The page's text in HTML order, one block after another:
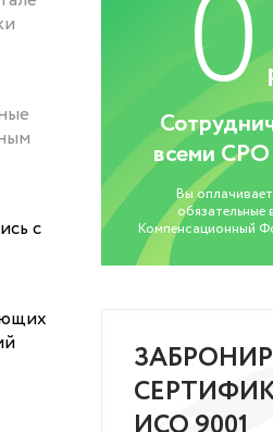
с
0
всеми
Вы
обязательные
Компенсационный